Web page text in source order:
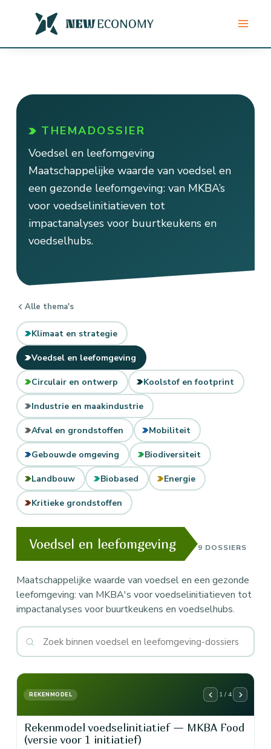
de
THEMADOSSIER
Voedsel en leefomgeving
Maatschappelijke waarde van voedsel en
een gezonde leefomgeving: van MKBA’s
voor voedselinitiatieven tot
impactanalyses voor buurtkeukens en
voedselhubs.
Alle thema's
Klimaat en strategie
Voedsel en leefomgeving
Circulair en ontwerp Koolstof en footprint
Industrie en maakindustrie
Afval en grondstoffen Mobiliteit
Gebouwde omgeving Biodiversiteit
Landbouw Biobased Energie
Kritieke grondstoffen
Voedsel en leefomgeving 9 DOSSIERS
Maatschappelijke waarde van voedsel en een gezonde
leefomgeving: van MKBA's voor voedselinitiatieven tot
impactanalyses voor buurtkeukens en voedselhubs.
REKENMODEL 1 / 4
Rekenmodel voedselinitiatief — MKBA Food
(versie voor 1 initiatief)